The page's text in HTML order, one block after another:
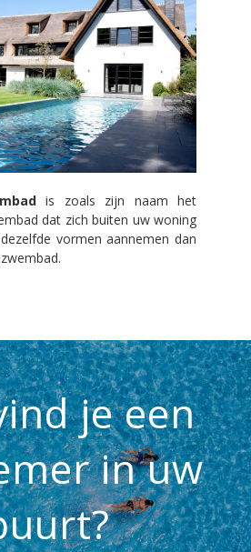
is zoals zijn naam het
dat zich buiten uw woning
vormen aannemen dan
je een
in uw